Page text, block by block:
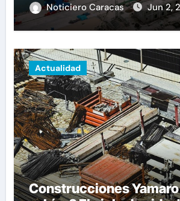
Noticiero Caracas Jun 2,
Actualidad
Construcciones Yamaro